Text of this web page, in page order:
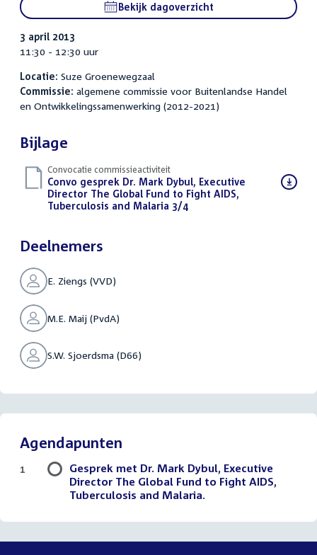
Bekijk dagoverzicht
3 april 2013
11:30 - 12:30 uur
Locatie: Suze Groenewegzaal
Commissie: algemene commissie voor Buitenlandse Handel
en Ontwikkelingssamenwerking (2012-2021)
Bijlage
Convocatie commissieactiviteit
Download
bestand:
Convo gesprek Dr. Mark Dybul, Executive
Director The Global Fund to Fight AIDS,
Tuberculosis and Malaria 3/4(PDF)
Deelnemers
E. Ziengs (VVD)
M.E. Maij (PvdA)
S.W. Sjoerdsma (D66)
Agendapunten
Gesprek met Dr. Mark Dybul, Executive
Director The Global Fund to Fight AIDS,
Tuberculosis and Malaria.
1